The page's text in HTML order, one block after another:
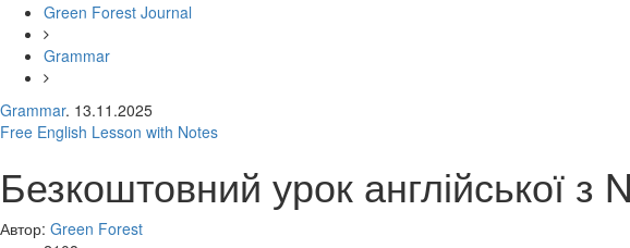
Green Forest Journal
Grammar
Grammar. 13.11.2025
Free English Lesson with Notes
Безкоштовний урок англійської
Автор: Green Forest